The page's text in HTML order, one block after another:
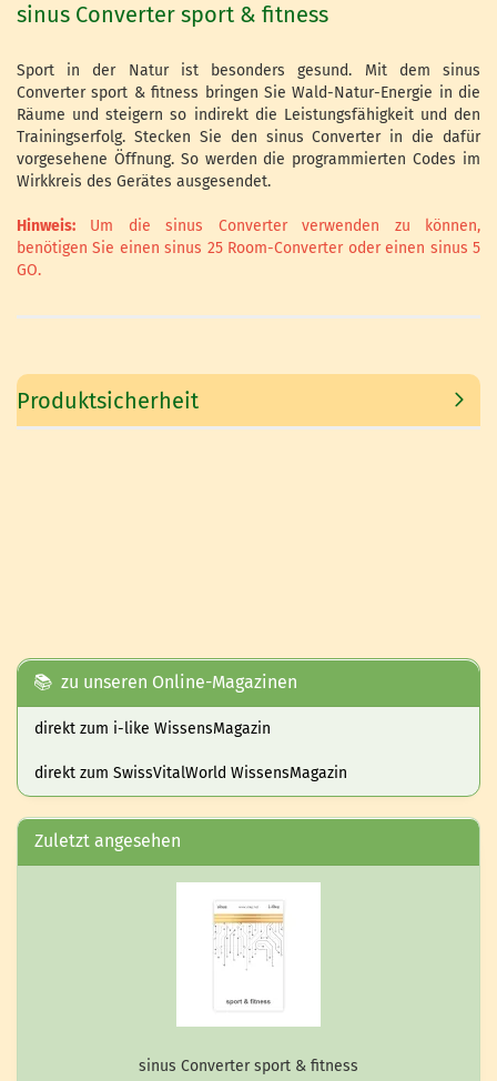
sinus Converter sport & fitness
Sport in der Natur ist besonders gesund. Mit dem sinus
Converter sport & fitness bringen Sie Wald-Natur-Energie in die
Räume und steigern so indirekt die Leistungsfähigkeit und den
Trainingserfolg. Stecken Sie den sinus Converter in die dafür
vorgesehene Öffnung. So werden die programmierten Codes im
Wirkkreis des Gerätes ausgesendet.
Hinweis: Um die sinus Converter verwenden zu können,
benötigen Sie einen sinus 25 Room-Converter oder einen sinus 5
GO.
Produktsicherheit
📚 zu unseren Online-Magazinen
direkt zum i-like WissensMagazin
direkt zum SwissVitalWorld WissensMagazin
Zuletzt angesehen
sinus Con­ver­ter sport & fit­ness